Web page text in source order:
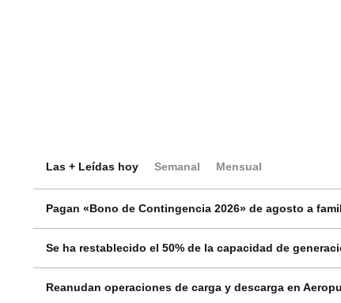
Las + Leídas hoy Semanal Mensual
Pagan «Bono de Contingencia 2026» de agosto a
Se ha restablecido el 50% de la capacidad de
Reanudan operaciones de carga y descarga en